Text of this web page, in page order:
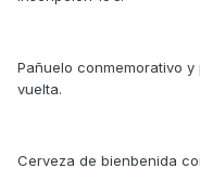
Pañuelo conmemorativo
vuelta.
Cerveza de bienbenida